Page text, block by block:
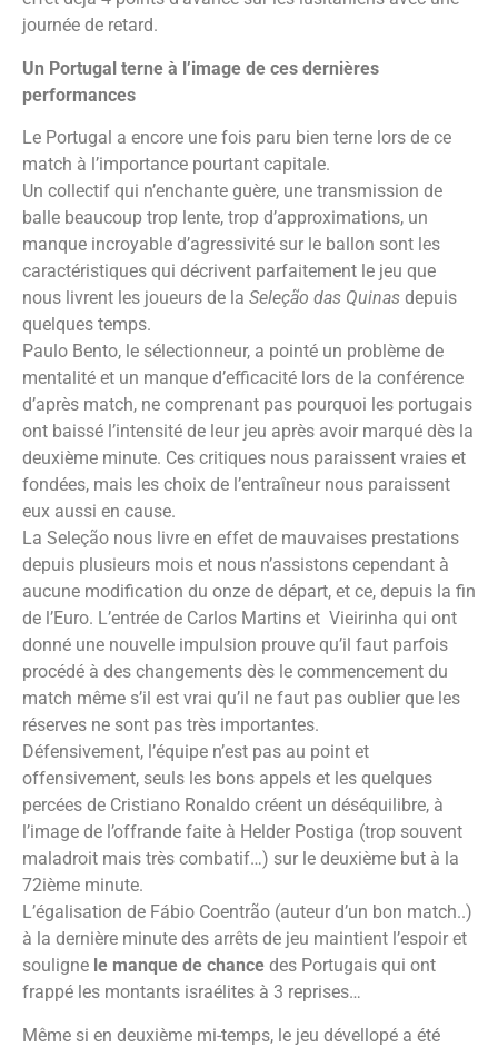
journée de retard.
Un Portugal terne à l’image de ces dernières
performances
Le Portugal a encore une fois paru bien terne lors de ce
match à l’importance pourtant capitale.
Un collectif qui n’enchante guère, une transmission de
balle beaucoup trop lente, trop d’approximations, un
manque incroyable d’agressivité sur le ballon sont les
caractéristiques qui décrivent parfaitement le jeu que
nous livrent les joueurs de la Seleção das Quinas depuis
quelques temps.
Paulo Bento, le sélectionneur, a pointé un problème de
mentalité et un manque d’efficacité lors de la conférence
d’après match, ne comprenant pas pourquoi les portugais
ont baissé l’intensité de leur jeu après avoir marqué dès la
deuxième minute. Ces critiques nous paraissent vraies et
fondées, mais les choix de l’entraîneur nous paraissent
eux aussi en cause.
La Seleção nous livre en effet de mauvaises prestations
depuis plusieurs mois et nous n’assistons cependant à
aucune modification du onze de départ, et ce, depuis la fin
de l’Euro. L’entrée de Carlos Martins et Vieirinha qui ont
donné une nouvelle impulsion prouve qu’il faut parfois
procédé à des changements dès le commencement du
match même s’il est vrai qu’il ne faut pas oublier que les
réserves ne sont pas très importantes.
Défensivement, l’équipe n’est pas au point et
offensivement, seuls les bons appels et les quelques
percées de Cristiano Ronaldo créent un déséquilibre, à
l’image de l’offrande faite à Helder Postiga (trop souvent
maladroit mais très combatif…) sur le deuxième but à la
72ième minute.
L’égalisation de Fábio Coentrão (auteur d’un bon match..)
à la dernière minute des arrêts de jeu maintient l’espoir et
souligne le manque de chance des Portugais qui ont
frappé les montants israélites à 3 reprises…
Même si en deuxième mi-temps, le jeu dévellopé a été